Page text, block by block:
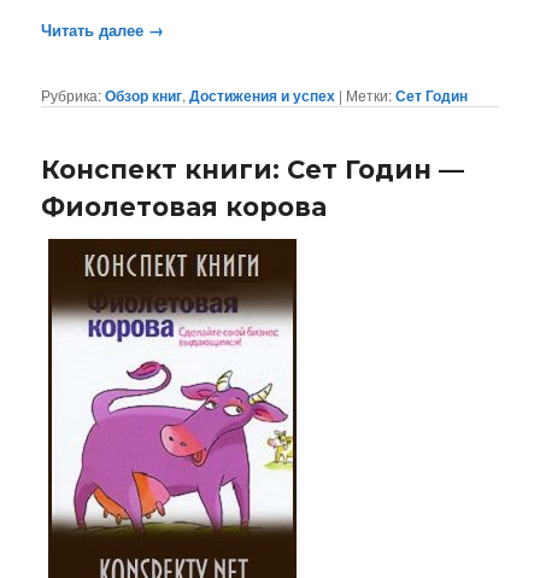
Читать далее →
Рубрика:Обзор книг,Достижения и успех | Метки:Сет Годин
Конспект книги: Сет Годин —
Фиолетовая корова